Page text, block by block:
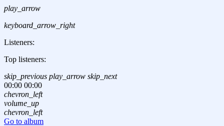
play_arrow
keyboard_arrow_right
Listeners:
Top listeners:
skip_previous play_arrow skip_next
00:00 00:00
chevron_left
volume_up
chevron_left
Go to album